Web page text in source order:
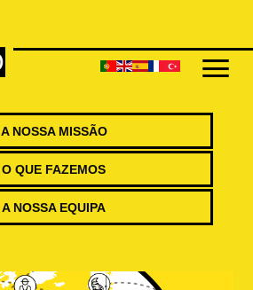
A NOSSA MISSÃO
O QUE FAZEMOS
A NOSSA EQUIPA